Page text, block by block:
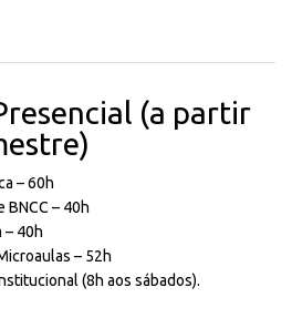
(a partir
– 60h
BNCC – 40h
– 40h
– 52h
(8h aos sábados).